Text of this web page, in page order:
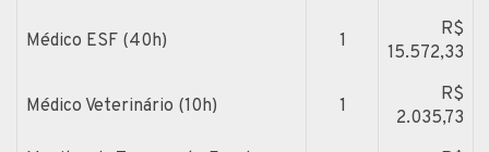
Médico ESF (40h) 1
R$
15.572,33
Médico Veterinário (10h) 1
R$
2.035,73